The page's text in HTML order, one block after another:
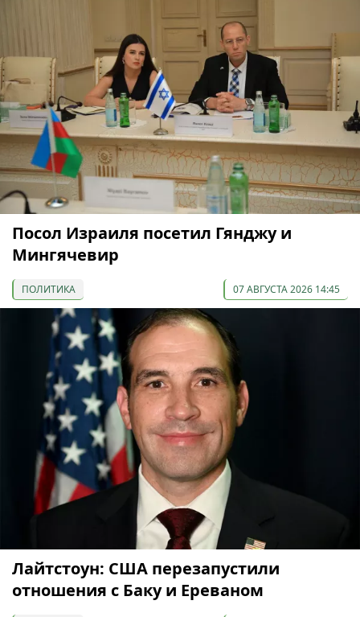
Посол Израиля посетил Гянджу и
Мингячевир
ПОЛИТИКА 07 АВГУСТА 2026 14:45
Лайтстоун: США перезапустили
отношения с Баку и Ереваном